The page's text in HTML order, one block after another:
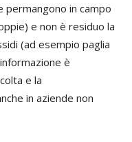
permangono in campo
e non è residuo la
(ad esempio paglia
è
e la
in aziende non